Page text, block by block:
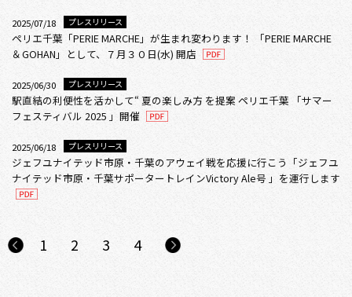
2025/07/18 プレスリリース
ペリエ千葉「PERIE MARCHE」が生まれ変わります！ 「PERIE MARCHE
＆GOHAN」として、７月３０日(水) 開店
2025/06/30 プレスリリース
駅直結の利便性を活かして“ 夏の楽しみ方 を提案 ペリエ千葉 「サマー
フェスティバル 2025 」開催
2025/06/18 プレスリリース
ジェフユナイテッド市原・千葉のアウェイ戦を応援に行こう「ジェフユ
ナイテッド市原・千葉サポータートレインVictory Ale号 」を運行します
1 2 3 4